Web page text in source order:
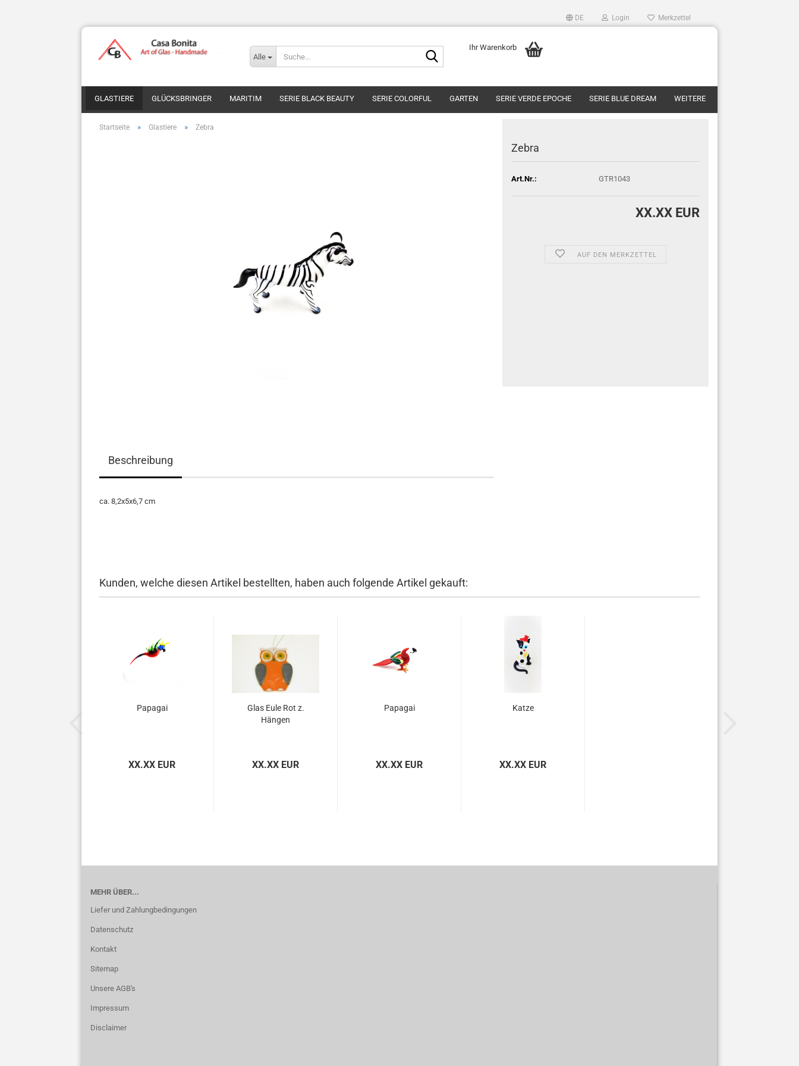
DE Login Merkzettel
Alle
Ihr Warenkorb
GLASTIERE GLÜCKSBRINGER MARITIM SERIE BLACK BEAUTY SERIE COLORFUL GARTEN SERIE VERDE EPOCHE SERIE BLUE DREAM WEITERE
Startseite » Glastiere » Zebra
Zebra
Art.Nr.: GTR1043
XX.XX EUR
AUF DEN MERKZETTEL
Beschreibung
ca. 8,2x5x6,7 cm
Kunden, welche diesen Artikel bestellten, haben auch folgende Artikel gekauft:
Papagai
XX.XX EUR
Glas Eule Rot z.
Hängen
XX.XX EUR
Papagai
XX.XX EUR
Katze
XX.XX EUR
MEHR ÜBER...
Liefer und Zahlungbedingungen
Datenschutz
Kontakt
Sitemap
Unsere AGB's
Impressum
Disclaimer